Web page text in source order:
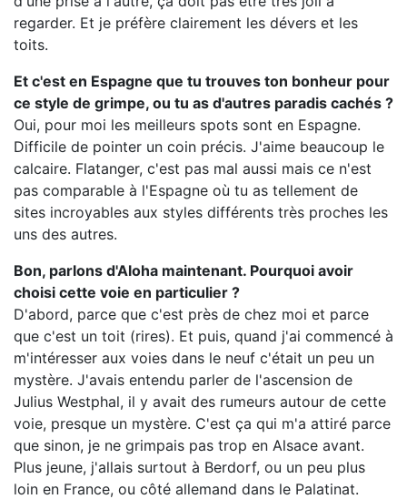
regarder. Et je préfère clairement les dévers et les
toits.
Et c'est en Espagne que tu trouves ton bonheur pour
ce style de grimpe, ou tu as d'autres paradis cachés ?
Oui, pour moi les meilleurs spots sont en Espagne.
Difficile de pointer un coin précis. J'aime beaucoup le
calcaire. Flatanger, c'est pas mal aussi mais ce n'est
pas comparable à l'Espagne où tu as tellement de
sites incroyables aux styles différents très proches les
uns des autres.
Bon, parlons d'Aloha maintenant. Pourquoi avoir
choisi cette voie en particulier ?
D'abord, parce que c'est près de chez moi et parce
que c'est un toit (rires). Et puis, quand j'ai commencé à
m'intéresser aux voies dans le neuf c'était un peu un
mystère. J'avais entendu parler de l'ascension de
Julius Westphal, il y avait des rumeurs autour de cette
voie, presque un mystère. C'est ça qui m'a attiré parce
que sinon, je ne grimpais pas trop en Alsace avant.
Plus jeune, j'allais surtout à Berdorf, ou un peu plus
loin en France, ou côté allemand dans le Palatinat.